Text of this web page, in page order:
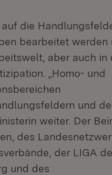
die
bearbeitet werden
aber auch in
„Homo- und
und
weiter. Der
des
der LIGA
und des